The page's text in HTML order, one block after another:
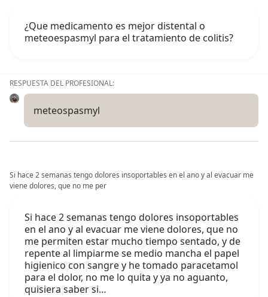
¿Que medicamento es mejor distental o
meteoespasmyl para el tratamiento de colitis?
RESPUESTA DEL PROFESIONAL:
meteospasmyl
Si hace 2 semanas tengo dolores insoportables en el ano y al evacuar me
viene dolores, que no me per
Si hace 2 semanas tengo dolores insoportables
en el ano y al evacuar me viene dolores, que no
me permiten estar mucho tiempo sentado, y de
repente al limpiarme se medio mancha el papel
higienico con sangre y he tomado paracetamol
para el dolor, no me lo quita y ya no aguanto,
quisiera saber si…